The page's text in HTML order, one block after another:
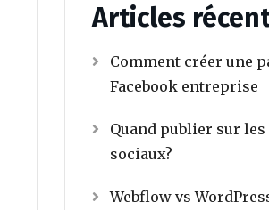
Articles
Comment créer une
Facebook entreprise
Quand publier sur les
sociaux?
Webflow vs